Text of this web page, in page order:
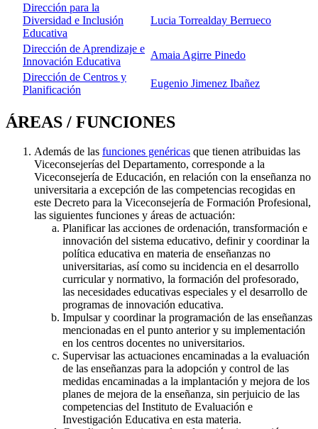
Dirección para la
Diversidad e Inclusión
Educativa
Lucia Torrealday Berrueco
Dirección de Aprendizaje e
Innovación Educativa
Amaia Agirre Pinedo
Dirección de Centros y
Planificación
Eugenio Jimenez Ibañez
ÁREAS / FUNCIONES
Además de las funciones genéricas que tienen atribuidas las
Viceconsejerías del Departamento, corresponde a la
Viceconsejería de Educación, en relación con la enseñanza no
universitaria a excepción de las competencias recogidas en
este Decreto para la Viceconsejería de Formación Profesional,
las siguientes funciones y áreas de actuación:
Planificar las acciones de ordenación, transformación e
innovación del sistema educativo, definir y coordinar la
política educativa en materia de enseñanzas no
universitarias, así como su incidencia en el desarrollo
curricular y normativo, la formación del profesorado,
las necesidades educativas especiales y el desarrollo de
programas de innovación educativa.
Impulsar y coordinar la programación de las enseñanzas
mencionadas en el punto anterior y su implementación
en los centros docentes no universitarios.
Supervisar las actuaciones encaminadas a la evaluación
de las enseñanzas para la adopción y control de las
medidas encaminadas a la implantación y mejora de los
planes de mejora de la enseñanza, sin perjuicio de las
competencias del Instituto de Evaluación e
Investigación Educativa en esta materia.